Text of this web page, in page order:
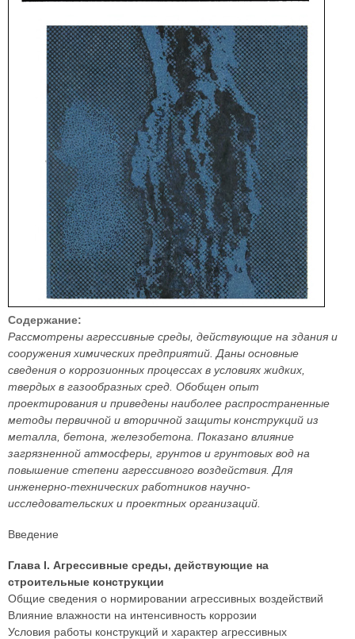
Содержание:
Рассмотрены агрессивные среды, действующие на здания и
сооружения химических предприятий. Даны основные
сведения о коррозионных процессах в условиях жидких,
твердых в газообразных сред. Обобщен опыт
проектирования и приведены наиболее распространенные
методы первичной и вторичной защиты конструкций из
металла, бетона, железобетона. Показано влияние
загрязненной атмосферы, грунтов и грунтовых вод на
повышение степени агрессивного воздействия. Для
инженерно-технических работников научно-
исследовательских и проектных организаций.
Введение
Глава I. Агрессивные среды, действующие на
строительные конструкции
Общие сведения о нормировании агрессивных воздействий
Влияние влажности на интенсивность коррозии
Условия работы конструкций и характер агрессивных